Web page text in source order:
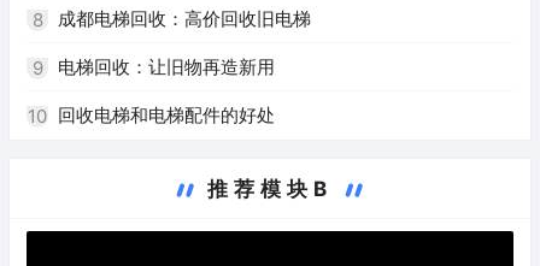
8 成都电梯回收：高价回收旧电梯
9 电梯回收：让旧物再造新用
10 回收电梯和电梯配件的好处
推荐模块B